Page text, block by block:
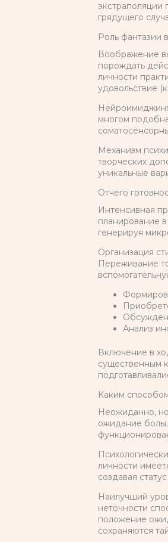
экстраполяции
грядущего
Роль фантазии
Воображение
порождать
личности
удовольствие
многом
Механизм
творческих
уникальные
Отчего
Интенсивная
планирование
генерируя
Организация
Переживание
Анализ
Включение в
существенным
Каким
Неожиданно,
ожидание
личности
создавая
Наилучший
неточности
положение
сохраняются